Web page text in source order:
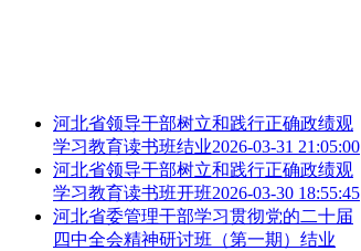
河北省领导干部树立和践行正确政绩观
学习教育读书班结业2026-03-31 21:05:00
河北省领导干部树立和践行正确政绩观
学习教育读书班开班2026-03-30 18:55:45
河北省委管理干部学习贯彻党的二十届
四中全会精神研讨班（第一期）结业